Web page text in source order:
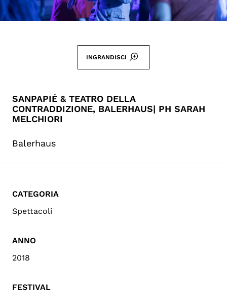
INGRANDISCI
SANPAPIÉ & TEATRO DELLA
CONTRADDIZIONE, BALERHAUS| PH SARAH
MELCHIORI
Balerhaus
CATEGORIA
Spettacoli
ANNO
2018
FESTIVAL